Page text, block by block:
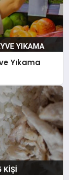
Yıkama